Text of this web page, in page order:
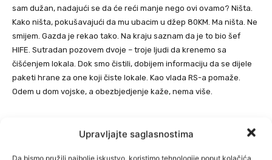
Upravljajte saglasnostima
Da bismo pružili najbolje iskustvo, koristimo tehnologije poput kolačića
sam dužan, nadajući se da će reći manje nego ovi ovamo? Ništa.
Kako ništa, pokušavajući da mu ubacim u džep 80KM. Ma ništa. Ne
smijem. Gazda je rekao tako. Na kraju saznam da je to bio šef
HIFE. Sutradan pozovem dvoje – troje ljudi da krenemo sa
čišćenjem lokala. Dok smo čistili, dobijem informaciju da se dijele
paketi hrane za one koji čiste lokale. Kao vlada RS-a pomaže.
Odem u dom vojske, a obezbjedjenje kaže, nema više.
Naredba je da se obustavi podjela. Zamislite! Odem u obližnju